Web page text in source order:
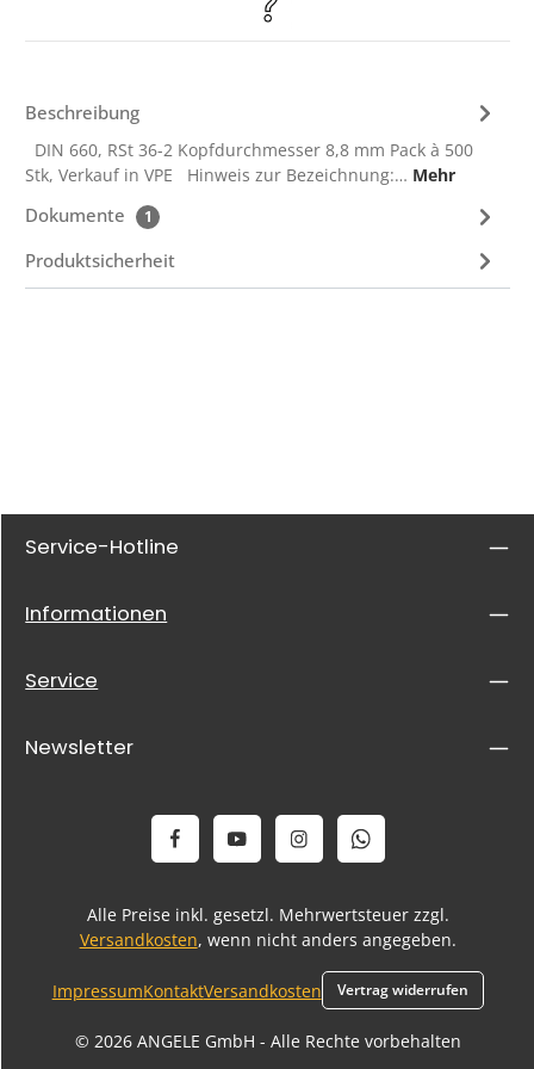
Beschreibung
DIN 660, RSt 36-2 Kopfdurchmesser 8,8 mm Pack à 500
Stk, Verkauf in VPE Hinweis zur Bezeichnung:… Mehr
Dokumente 1
Produktsicherheit
Service-Hotline
Informationen
Service
Newsletter
Alle Preise inkl. gesetzl. Mehrwertsteuer zzgl.
Versandkosten, wenn nicht anders angegeben.
© 2026 ANGELE GmbH - Alle Rechte vorbehalten
ImpressumKontaktVersandkosten Vertrag widerrufen